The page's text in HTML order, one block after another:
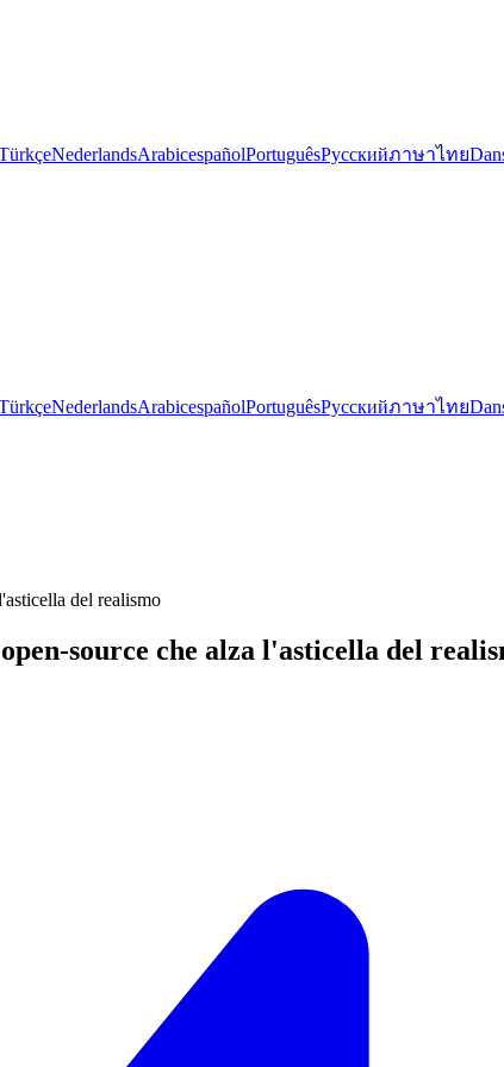
NederlandsArabicespañolPortuguêsРусскийภาษาไทย
NederlandsArabicespañolPortuguêsРусскийภาษาไทย
del realismo
source che alza l'asticella del